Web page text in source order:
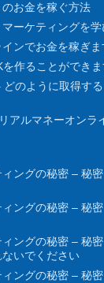
お金を稼ぐ方法
ーケティングを学
ンでお金を稼ぎま
作ることができ
どのように取得す
アルマネーオンラ
ングの秘密 – 秘
ングの秘密 – 秘
ングの秘密 – 秘
いでください
ングの秘密 – 秘